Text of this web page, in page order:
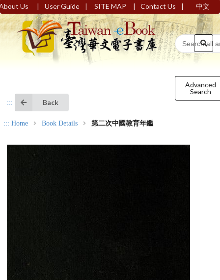
Us | User Guide | SITE MAP | Contact Us | 中文
Advanced
Search
::: Back
::: Home Book Details 第二次中國教育年鑑